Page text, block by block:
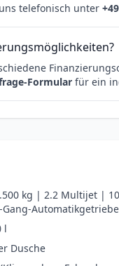
telefonisch unter
Formular für ein
kg | 2.2 Multijet |
Gang-Automatikgetriebe
l
Dusche